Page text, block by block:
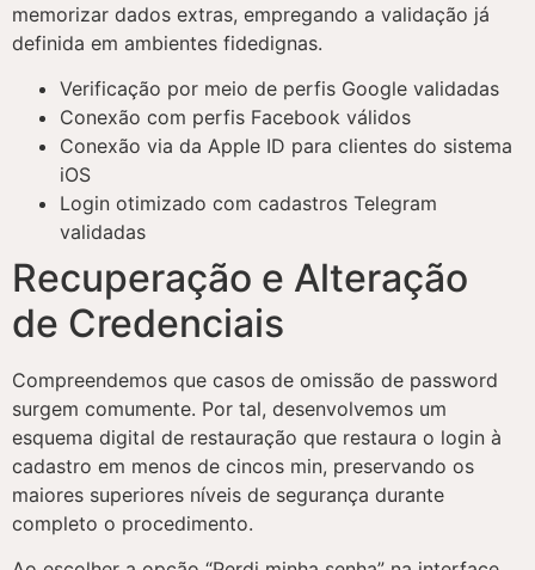
memorizar dados extras, empregando a validação já
definida em ambientes fidedignas.
Verificação por meio de perfis Google validadas
Conexão com perfis Facebook válidos
Conexão via da Apple ID para clientes do sistema
iOS
Login otimizado com cadastros Telegram
validadas
Recuperação e Alteração
de Credenciais
Compreendemos que casos de omissão de password
surgem comumente. Por tal, desenvolvemos um
esquema digital de restauração que restaura o login à
cadastro em menos de cincos min, preservando os
maiores superiores níveis de segurança durante
completo o procedimento.